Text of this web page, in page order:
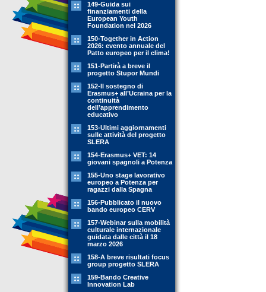
149-Guida sui
finanziamenti della
European Youth
Foundation nel 2026
150-Together in Action
2026: evento annuale del
Patto europeo per il clima!
151-Partirà a breve il
progetto Stupor Mundi
152-Il sostegno di
Erasmus+ all’Ucraina per la
continuità
dell’apprendimento
educativo
153-Ultimi aggiornamenti
sulle attività del progetto
SLERA
154-Erasmus+ VET: 14
giovani spagnoli a Potenza
155-Uno stage lavorativo
europeo a Potenza per
ragazzi dalla Spagna
156-Pubblicato il nuovo
bando europeo CERV
157-Webinar sulla mobilità
culturale internazionale
guidata dalle città il 18
marzo 2026
158-A breve risultati focus
group progetto SLERA
159-Bando Creative
Innovation Lab